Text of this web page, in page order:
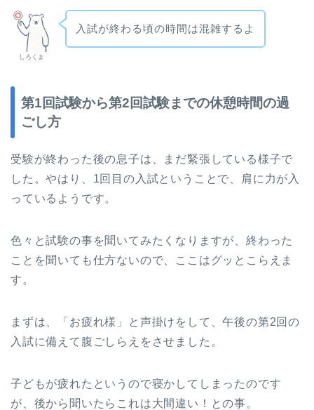
しろくま
入試が終わる頃の時間は混雑するよ
第1回試験から第2回試験までの休憩時間の過
ごし方
受験が終わった後の息子は、まだ緊張している様子で
した。やはり、1回目の入試ということで、肩に力が入
っているようです。
色々と試験の事を聞いてみたくなりますが、終わった
ことを聞いても仕方ないので、ここはグッとこらえま
す。
まずは、「お疲れ様」と声掛けをして、午後の第2回の
入試に備えて腹ごしらえをさせました。
子どもが疲れたというので寝かしてしまったのです
が、後から聞いたらこれは大間違い！との事。